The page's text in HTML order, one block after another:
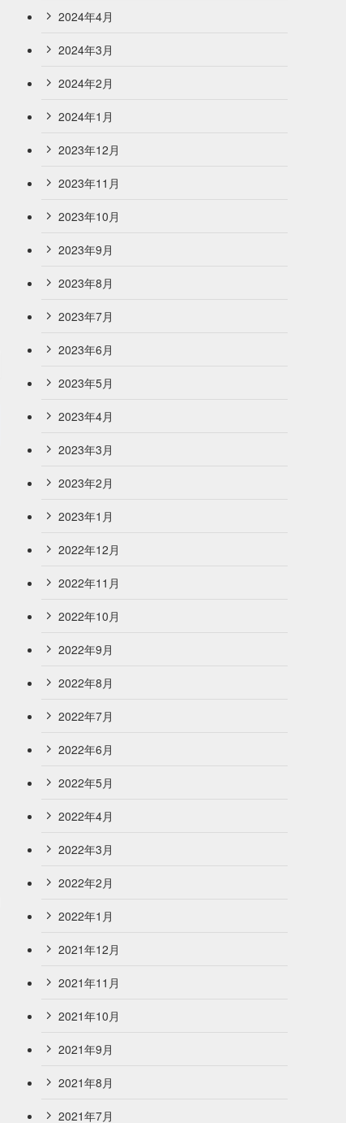
2024年4月
2024年3月
2024年2月
2024年1月
2023年12月
2023年11月
2023年10月
2023年9月
2023年8月
2023年7月
2023年6月
2023年5月
2023年4月
2023年3月
2023年2月
2023年1月
2022年12月
2022年11月
2022年10月
2022年9月
2022年8月
2022年7月
2022年6月
2022年5月
2022年4月
2022年3月
2022年2月
2022年1月
2021年12月
2021年11月
2021年10月
2021年9月
2021年8月
2021年7月